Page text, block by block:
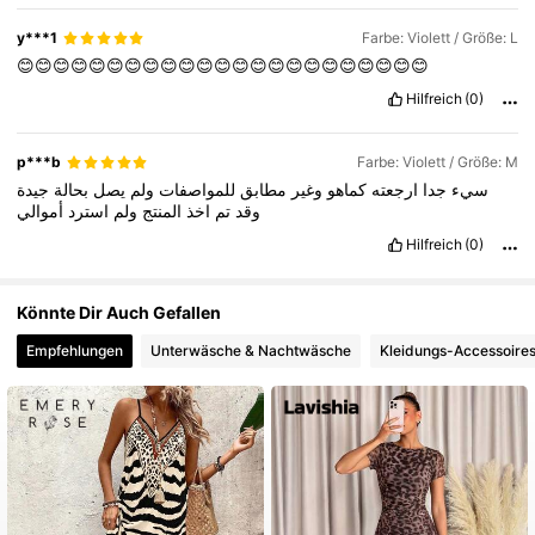
y***1 Farbe: Violett / Größe: L
😊😊😊😊😊😊😊😊😊😊😊😊😊😊😊😊😊😊😊😊😊😊😊
Hilfreich (0)
p***b Farbe: Violett / Größe: M
سيء جدا ارجعته كماهو وغير مطابق للمواصفات ولم يصل بحالة جيدة
وقد تم اخذ المنتج ولم استرد أموالي
Hilfreich (0)
Könnte Dir Auch Gefallen
Empfehlungen Unterwäsche & Nachtwäsche Kleidungs-Accessoires